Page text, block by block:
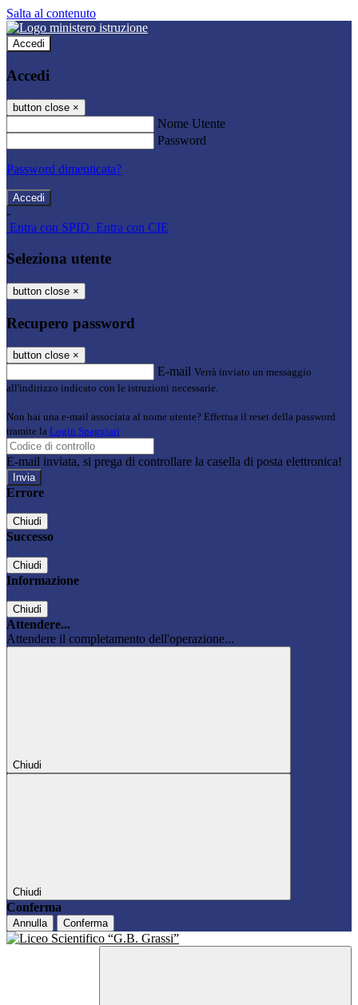
Salta al contenuto
Accedi
Accedi
button close ×
Nome Utente
Password
Password dimenticata?
-
Entra con SPID Entra con CIE
Seleziona utente
button close ×
Recupero password
button close ×
E-mail Verrà inviato un messaggio
all'indirizzo indicato con le istruzioni necessarie.
Non hai una e-mail associata al nome utente? Effettua il reset della password
tramite la Login Spaggiari
E-mail inviata, si prega di controllare la casella di posta elettronica!
Errore
Chiudi
Successo
Chiudi
Informazione
Chiudi
Attendere...
Attendere il completamento dell'operazione...
Chiudi
Chiudi
Conferma
Annulla Conferma